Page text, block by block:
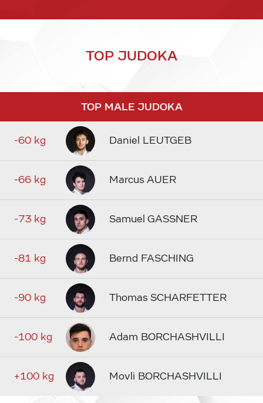
TOP JUDOKA
TOP MALE JUDOKA
-60 kg Daniel LEUTGEB
-66 kg Marcus AUER
-73 kg Samuel GASSNER
-81 kg Bernd FASCHING
-90 kg Thomas SCHARFETTER
-100 kg Adam BORCHASHVILLI
+100 kg Movli BORCHASHVILLI